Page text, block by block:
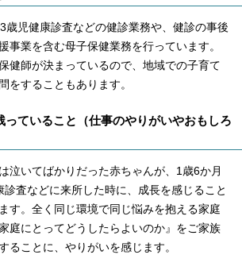
歳児健康診査などの健診業務や、健診の事後
事業を含む母子保健業務を行っています。
健師が決まっているので、地域での子育て
をすることもあります。
っていること（仕事のやりがいやおもしろ
泣いてばかりだった赤ちゃんが、1歳6か月
査などに来所した時に、成長を感じること
す。全く同じ環境で同じ悩みを抱える家庭
庭にとってどうしたらよいのか』をご家族
ることに、やりがいを感じます。